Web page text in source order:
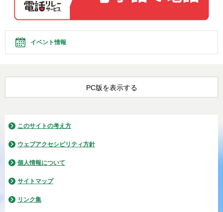
イベント情報
PC版を表示する
このサイトの考え方
ウェブアクセシビリティ方針
個人情報について
サイトマップ
リンク集